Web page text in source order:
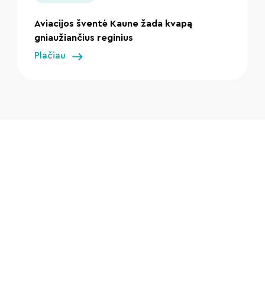
Aviacijos šventė Kaune žada kvapą
gniaužiančius reginius
Plačiau